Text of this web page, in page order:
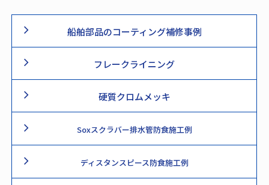
船舶部品のコーティング補修事例
フレークライニング
硬質クロムメッキ
Soxスクラバー排水管防食施工例
ディスタンスピース防食施工例